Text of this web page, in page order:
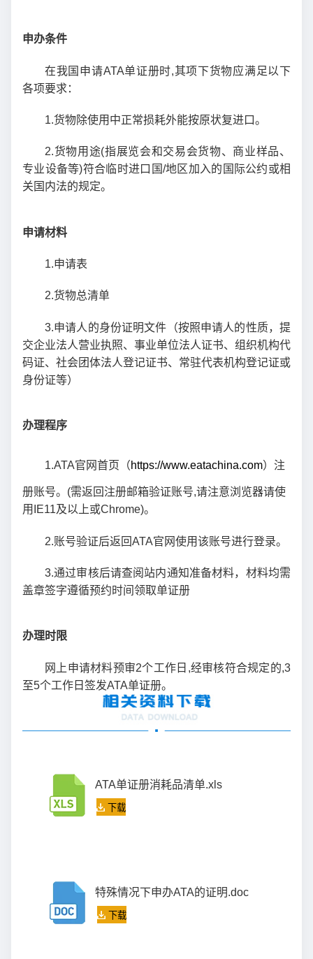
申办条件
在我国申请ATA单证册时,其项下货物应满足以下
各项要求：
1.货物除使用中正常损耗外能按原状复进口。
2.货物用途(指展览会和交易会货物、商业样品、
专业设备等)符合临时进口国/地区加入的国际公约或相
关国内法的规定。
申请材料
1.申请表
2.货物总清单
3.申请人的身份证明文件（按照申请人的性质，提
交企业法人营业执照、事业单位法人证书、组织机构代
码证、社会团体法人登记证书、常驻代表机构登记证或
身份证等）
办理程序
1.ATA官网首页（https://www.eatachina.com）注
册账号。(需返回注册邮箱验证账号,请注意浏览器请使
用IE11及以上或Chrome)。
2.账号验证后返回ATA官网使用该账号进行登录。
3.通过审核后请查阅站内通知准备材料，材料均需
盖章签字遵循预约时间领取单证册
办理时限
网上申请材料预审2个工作日,经审核符合规定的,3
至5个工作日签发ATA单证册。
ATA单证册消耗品清单.xls
下载
特殊情况下申办ATA的证明.doc
下载